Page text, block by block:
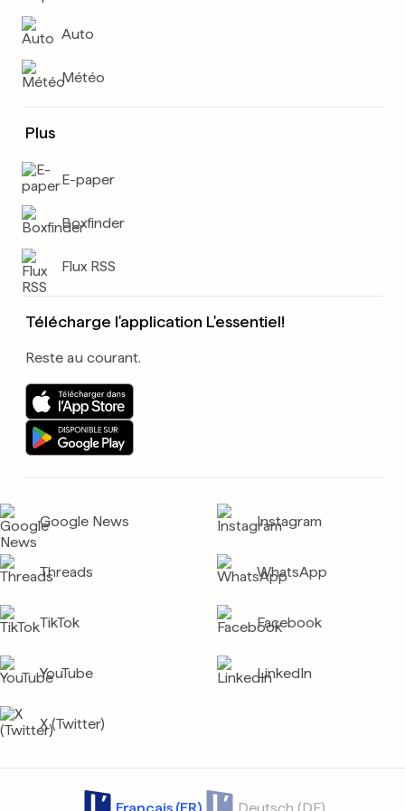
Auto
Météo
Plus
E-paper
Boxfinder
Flux RSS
Télécharge l'application L'essentiel!
Reste au courant.
Google News Instagram
Threads WhatsApp
TikTok Facebook
YouTube LinkedIn
X (Twitter)